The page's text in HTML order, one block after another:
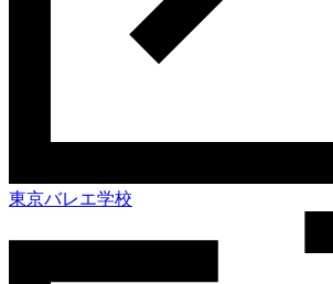
東京バレエ学校